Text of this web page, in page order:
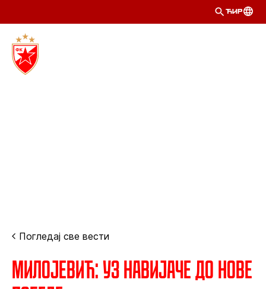
ЋИР
Погледај све вести
Милојевић: Уз навијаче до нове